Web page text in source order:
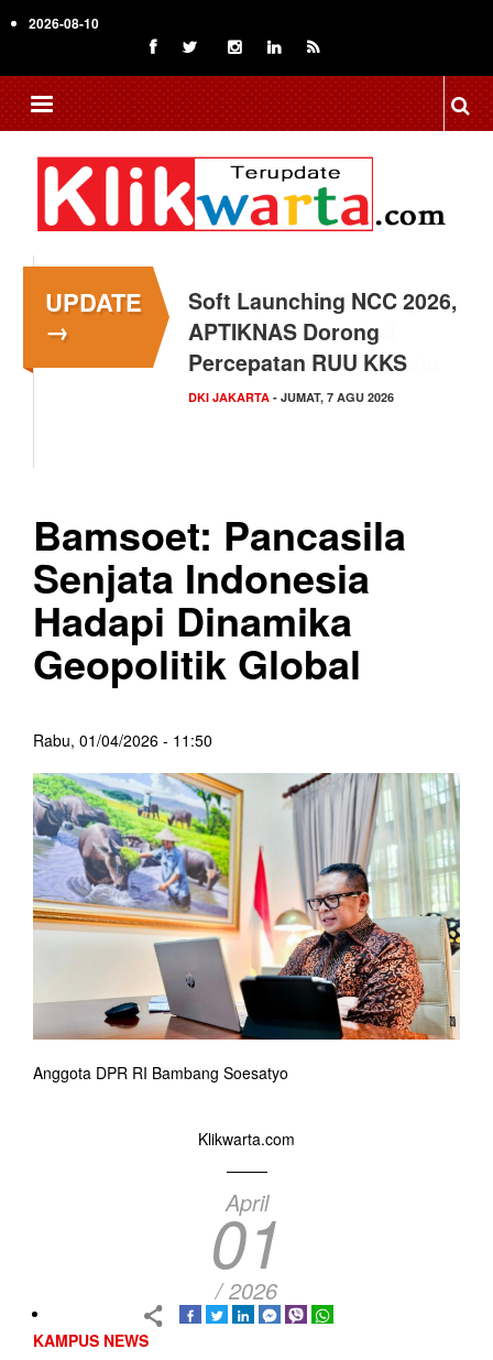
to
content
2026-08-10
UPDATE
→
Menkop Bawa Semangat
Koperasi ke Festival
Lembah Baliem Wamena
NASIONAL- JUMAT, 7 AGU 2026
Bamsoet: Pancasila
Senjata Indonesia
Hadapi Dinamika
Geopolitik Global
Rabu, 01/04/2026 - 11:50
Anggota DPR RI Bambang Soesatyo
Klikwarta.com
April
01
/ 2026
KAMPUS NEWS